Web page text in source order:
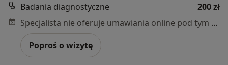
Badania diagnostyczne
200 zł
Specjalista nie oferuje umawiania online pod tym adresem.
Poproś o wizytę